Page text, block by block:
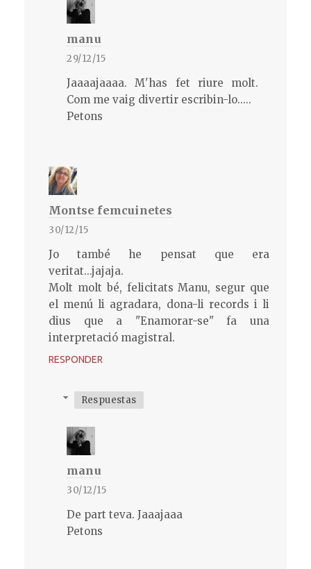
manu
29/12/15
Jaaaajaaaa. M'has fet riure molt.
Com me vaig divertir escribin-lo.....
Petons
Montse femcuinetes
30/12/15
Jo també he pensat que era
veritat...jajaja.
Molt molt bé, felicitats Manu, segur que
el menú li agradara, dona-li records i li
dius que a "Enamorar-se" fa una
interpretació magistral.
RESPONDER
Respuestas
manu
30/12/15
De part teva. Jaaajaaa
Petons